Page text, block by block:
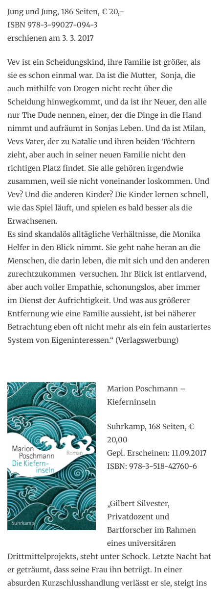
Jung und Jung, 186 Seiten, € 20,–
ISBN 978-3-99027-094-3
erschienen am 3. 3. 2017
Vev ist ein Scheidungskind, ihre Familie ist größer, als
sie es schon einmal war. Da ist die Mutter, Sonja, die
auch mithilfe von Drogen nicht recht über die
Scheidung hinwegkommt, und da ist ihr Neuer, den alle
nur The Dude nennen, einer, der die Dinge in die Hand
nimmt und aufräumt in Sonjas Leben. Und da ist Milan,
Vevs Vater, der zu Natalie und ihren beiden Töchtern
zieht, aber auch in seiner neuen Familie nicht den
richtigen Platz findet. Sie alle gehören irgendwie
zusammen, weil sie nicht voneinander loskommen. Und
Vev? Und die anderen Kinder? Die Kinder lernen schnell,
wie das Spiel läuft, und spielen es bald besser als die
Erwachsenen.
Es sind skandalös alltägliche Verhältnisse, die Monika
Helfer in den Blick nimmt. Sie geht nahe heran an die
Menschen, die darin leben, die mit sich und den anderen
zurechtzukommen versuchen. Ihr Blick ist entlarvend,
aber auch voller Empathie, schonungslos, aber immer
im Dienst der Aufrichtigkeit. Und was aus größerer
Entfernung wie eine Familie aussieht, ist bei näherer
Betrachtung eben oft nicht mehr als ein fein austariertes
System von Eigeninteressen.“ (Verlagswerbung)
Marion Poschmann –
Kieferninseln
Suhrkamp, 168 Seiten, €
20,00
Gepl. Erscheinen: 11.09.2017
ISBN: 978-3-518-42760-6
„Gilbert Silvester,
Privatdozent und
Bartforscher im Rahmen
eines universitären
Drittmittelprojekts, steht unter Schock. Letzte Nacht hat
er geträumt, dass seine Frau ihn betrügt. In einer
absurden Kurzschlusshandlung verlässt er sie, steigt ins